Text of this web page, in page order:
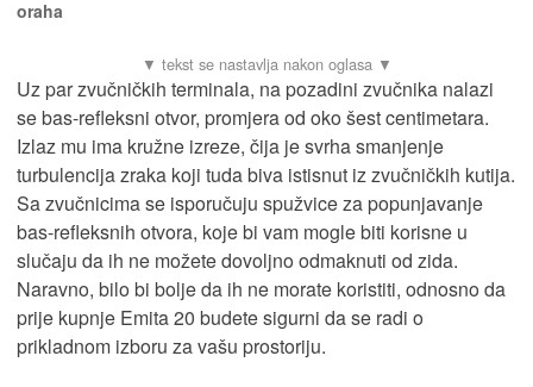
oraha
Uz par zvučničkih terminala, na pozadini zvučnika nalazi
se bas-refleksni otvor, promjera od oko šest centimetara.
Izlaz mu ima kružne izreze, čija je svrha smanjenje
turbulencija zraka koji tuda biva istisnut iz zvučničkih kutija.
Sa zvučnicima se isporučuju spužvice za popunjavanje
bas-refleksnih otvora, koje bi vam mogle biti korisne u
slučaju da ih ne možete dovoljno odmaknuti od zida.
Naravno, bilo bi bolje da ih ne morate koristiti, odnosno da
prije kupnje Emita 20 budete sigurni da se radi o
prikladnom izboru za vašu prostoriju.